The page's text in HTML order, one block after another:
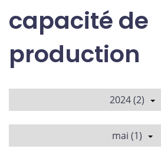
capacité de
production
2024 (2)
mai (1)